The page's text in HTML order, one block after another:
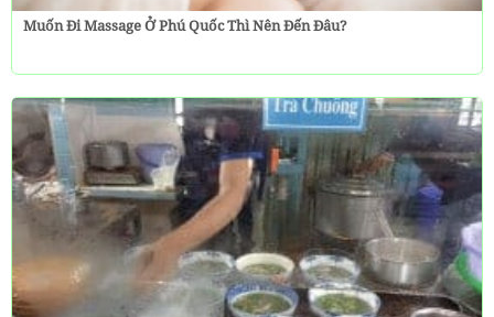
Muốn Đi Massage Ở Phú Quốc Thì Nên Đến Đâu?